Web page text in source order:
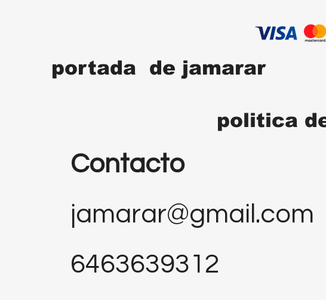
portada de jamarar
politica
Contacto
jamarar@gmail.com
6463639312